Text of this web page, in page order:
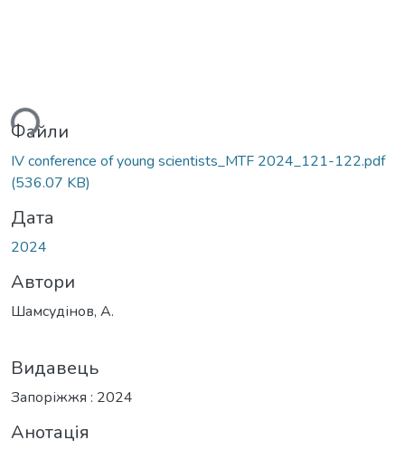
Файли
ІV conference of young scientists_MTF 2024_121-122.pdf
(536.07 KB)
Дата
2024
Автори
Шамсудінов, А.
Видавець
Запоріжжя : 2024
Анотація